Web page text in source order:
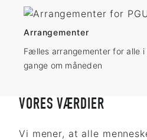
Arrangementer
Fælles arrangementer for alle i
gange om måneden
VORES VÆRDIER
Vi mener, at alle